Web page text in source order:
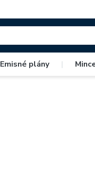
Emisné plány |